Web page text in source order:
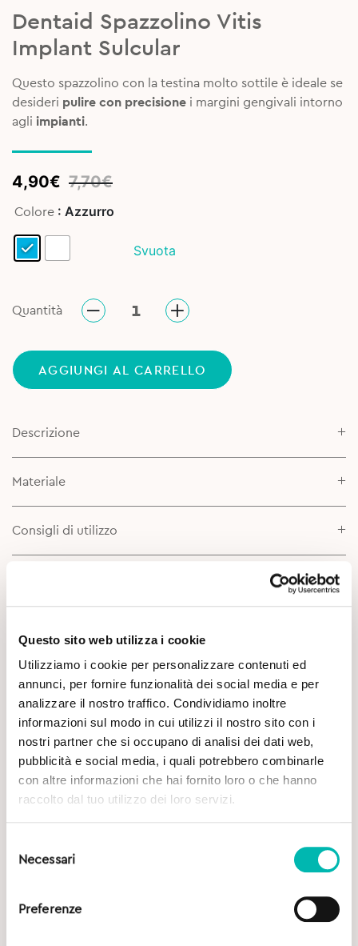
Questo sito web utilizza i cookie
Utilizziamo i cookie per personalizzare contenuti ed
annunci, per fornire funzionalità dei social media e per
analizzare il nostro traffico. Condividiamo inoltre
informazioni sul modo in cui utilizzi il nostro sito con i
nostri partner che si occupano di analisi dei dati web,
pubblicità e social media, i quali potrebbero combinarle
con altre informazioni che hai fornito loro o che hanno
raccolto dal tuo utilizzo dei loro servizi.
delNecessari
Preferenze
Dentaid Spazzolino Vitis
Implant Sulcular
Questo spazzolino con la testina molto sottile è ideale se
desideri pulire con precisione i margini gengivali intorno
agli impianti.
7,70€
Original
was:
7,70€.
4,90€
Current
is:
4,90€.
Colore : Azzurro
Svuota
Quantità
AGGIUNGI AL CARRELLO
Descrizione
Materiale
Consigli di utilizzo
Potrebbe Interessarti